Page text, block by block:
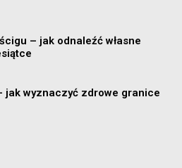
– jak odnaleźć własne
jak wyznaczyć zdrowe granice